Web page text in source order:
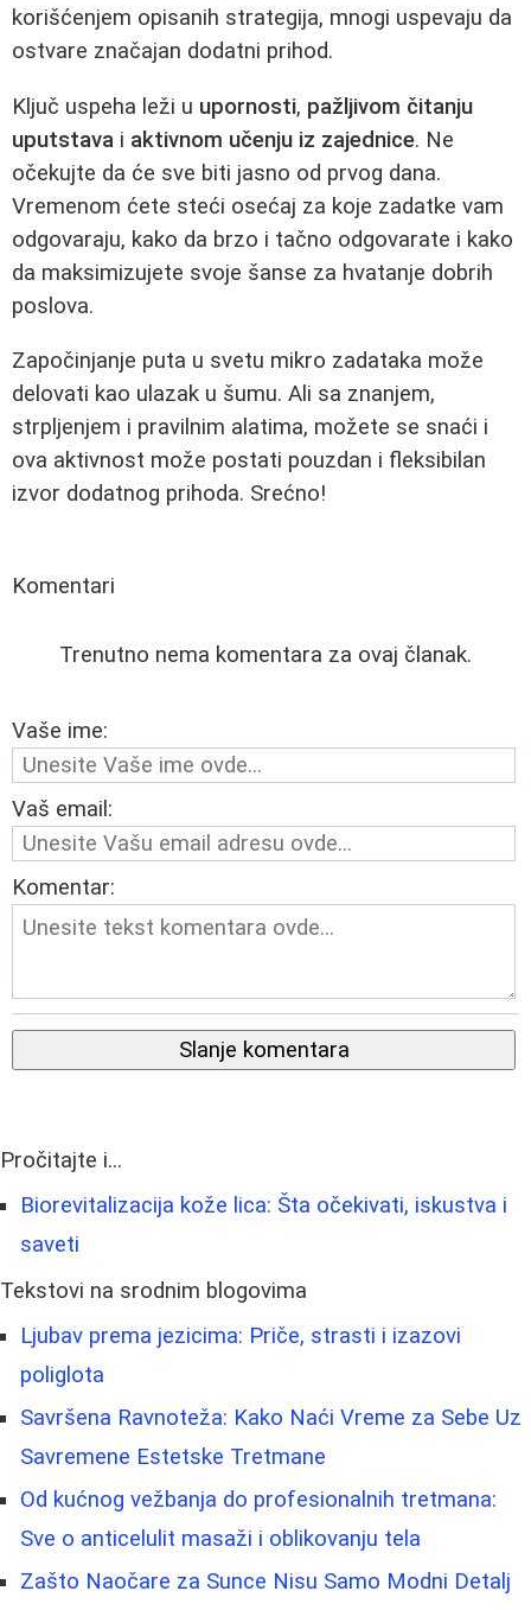
korišćenjem opisanih strategija, mnogi uspevaju da
ostvare značajan dodatni prihod.
Ključ uspeha leži u upornosti, pažljivom čitanju
uputstava i aktivnom učenju iz zajednice. Ne
očekujte da će sve biti jasno od prvog dana.
Vremenom ćete steći osećaj za koje zadatke vam
odgovaraju, kako da brzo i tačno odgovarate i kako
da maksimizujete svoje šanse za hvatanje dobrih
poslova.
Započinjanje puta u svetu mikro zadataka može
delovati kao ulazak u šumu. Ali sa znanjem,
strpljenjem i pravilnim alatima, možete se snaći i
ova aktivnost može postati pouzdan i fleksibilan
izvor dodatnog prihoda. Srećno!
Komentari
Trenutno nema komentara za ovaj članak.
Vaše ime:
Vaš email:
Komentar:
Slanje komentara
Pročitajte i...
Biorevitalizacija kože lica: Šta očekivati, iskustva i
saveti
Tekstovi na srodnim blogovima
Ljubav prema jezicima: Priče, strasti i izazovi
poliglota
Savršena Ravnoteža: Kako Naći Vreme za Sebe Uz
Savremene Estetske Tretmane
Od kućnog vežbanja do profesionalnih tretmana:
Sve o anticelulit masaži i oblikovanju tela
Zašto Naočare za Sunce Nisu Samo Modni Detalj